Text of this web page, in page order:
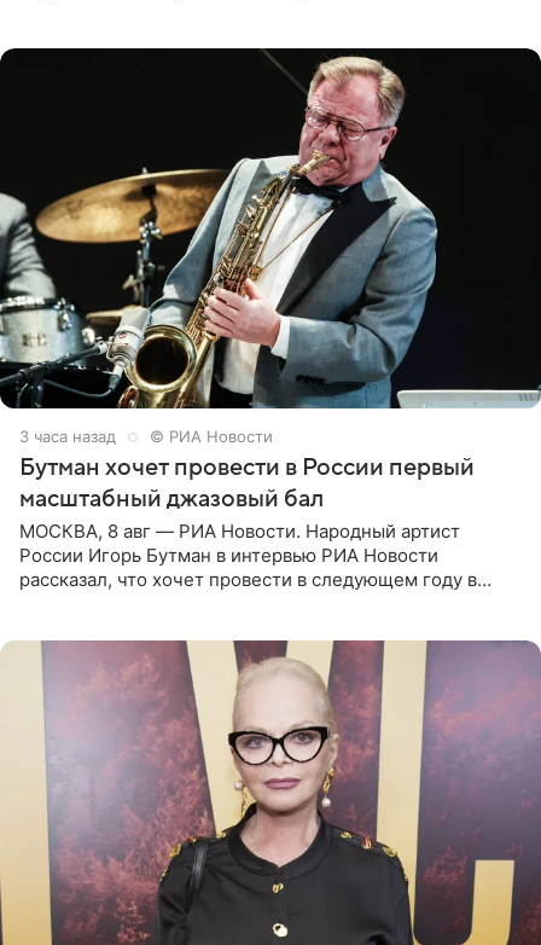
3 часа назад © РИА Новости
Бутман хочет провести в России первый
масштабный джазовый бал
МОСКВА, 8 авг — РИА Новости. Народный артист
России Игорь Бутман в интервью РИА Новости
рассказал, что хочет провести в следующем году в